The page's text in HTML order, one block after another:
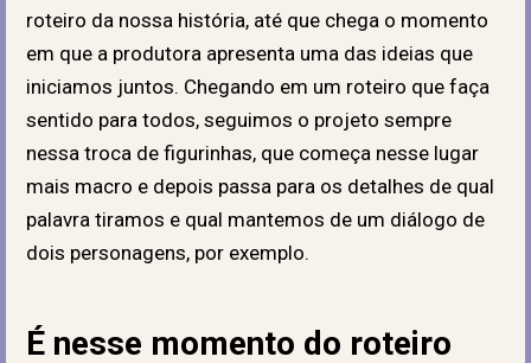
roteiro da nossa história, até que chega o momento
em que a produtora apresenta uma das ideias que
iniciamos juntos. Chegando em um roteiro que faça
sentido para todos, seguimos o projeto sempre
nessa troca de figurinhas, que começa nesse lugar
mais macro e depois passa para os detalhes de qual
palavra tiramos e qual mantemos de um diálogo de
dois personagens, por exemplo.
É nesse momento do roteiro